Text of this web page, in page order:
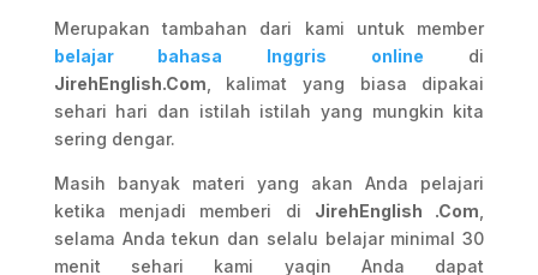
Merupakan tambahan dari kami untuk member
belajar bahasa Inggris online di
JirehEnglish.Com , kalimat yang biasa dipakai
sehari hari dan istilah istilah yang mungkin kita
sering dengar.
Masih banyak materi yang akan Anda pelajari
ketika menjadi memberi di JirehEnglish .Com
selama Anda tekun dan selalu belajar minimal 30
menit sehari kami yaqin Anda dapat